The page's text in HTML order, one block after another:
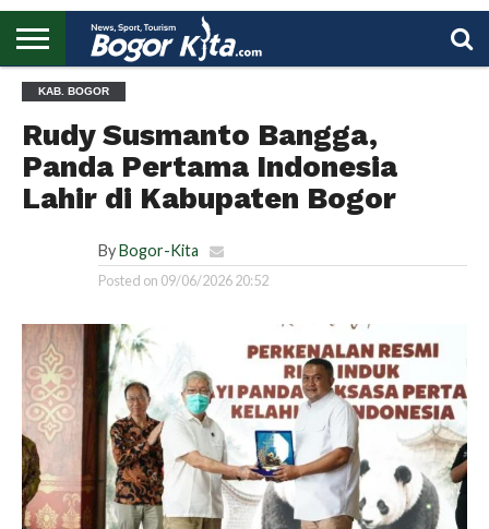
BOGOR
REGIONAL
NASIONAL
PENDIDIKAN
WISATA
OLAHRAGA
LAPORAN
PROFIL
KAB. BOGOR
Rudy Susmanto Bangga,
Panda Pertama Indonesia
Lahir di Kabupaten Bogor
By Bogor-Kita
Posted on 09/06/2026 20:52